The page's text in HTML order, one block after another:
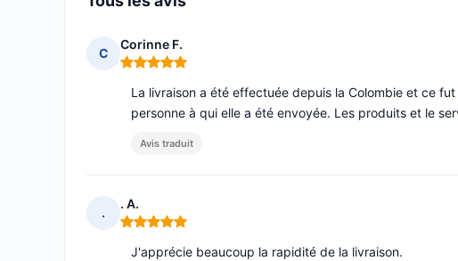
C
Corinne F.
Note : 5 sur 5
La livraison a été effectuée depuis la Colombie et ce
personne à qui elle a été envoyée. Les produits et le
Avis traduit
.
. A.
Note : 5 sur 5
J'apprécie beaucoup la rapidité de la livraison.